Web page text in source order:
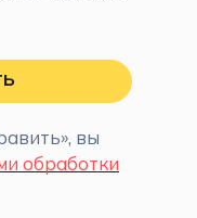
вы
обработки